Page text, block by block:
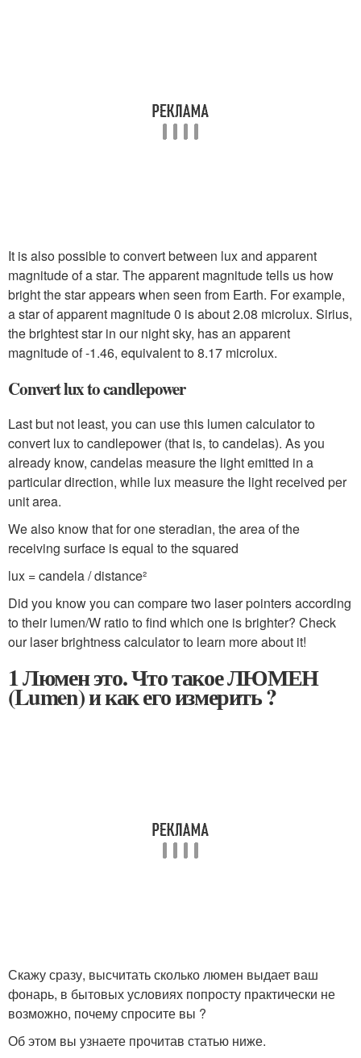
It is also possible to convert between lux and apparent
magnitude of a star. The apparent magnitude tells us how
bright the star appears when seen from Earth. For example,
a star of apparent magnitude 0 is about 2.08 microlux. Sirius,
the brightest star in our night sky, has an apparent
magnitude of -1.46, equivalent to 8.17 microlux.
Convert lux to candlepower
Last but not least, you can use this lumen calculator to
convert lux to candlepower (that is, to candelas). As you
already know, candelas measure the light emitted in a
particular direction, while lux measure the light received per
unit area.
We also know that for one steradian, the area of the
receiving surface is equal to the squared
lux = candela / distance²
Did you know you can compare two laser pointers according
to their lumen/W ratio to find which one is brighter? Check
our laser brightness calculator to learn more about it!
1 Люмен это. Что такое ЛЮМЕН
(Lumen) и как его измерить ?
Скажу сразу, высчитать сколько люмен выдает ваш
фонарь, в бытовых условиях попросту практически не
возможно, почему спросите вы ?
Об этом вы узнаете прочитав статью ниже.